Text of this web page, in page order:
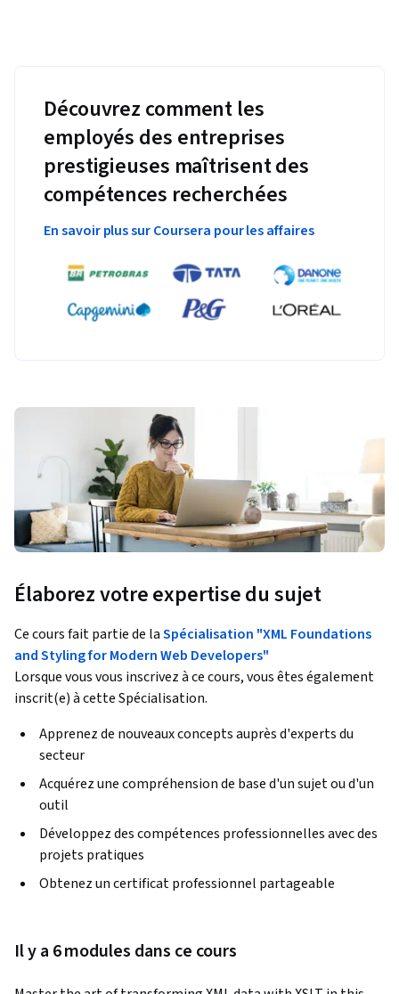
Découvrez comment les
employés des entreprises
prestigieuses maîtrisent des
compétences recherchées
En savoir plus sur Coursera pour les affaires
Élaborez votre expertise du sujet
Ce cours fait partie de laSpécialisation "XML Foundations
and Styling for Modern Web Developers"
Lorsque vous vous inscrivez à ce cours, vous êtes également
inscrit(e) à cette Spécialisation.
Apprenez de nouveaux concepts auprès d'experts du
secteur
Acquérez une compréhension de base d'un sujet ou d'un
outil
Développez des compétences professionnelles avec des
projets pratiques
Obtenez un certificat professionnel partageable
Il y a 6 modules dans ce cours